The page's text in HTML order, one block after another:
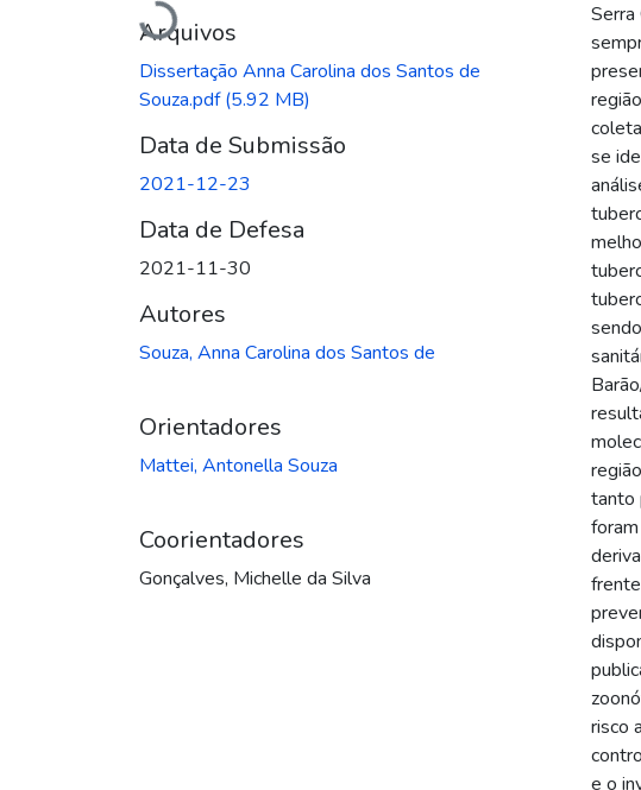
Carregando...
Arquivos
Dissertação Anna Carolina dos Santos de
Souza.pdf(5.92 MB)
Data de Submissão
2021-12-23
Data de Defesa
2021-11-30
Autores
Souza, Anna Carolina dos Santos de
Orientadores
Mattei, Antonella Souza
Coorientadores
Gonçalves, Michelle da Silva
Serra
se
tanto
risco
e o